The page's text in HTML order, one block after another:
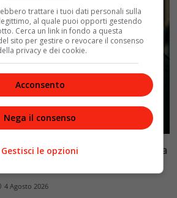
il governo accelera i poteri alla
4 Agosto 2026
trattare i tuoi dati personali sulla
al quale puoi opporti gestendo
Cerca un link in fondo a questa
sito per gestire o revocare il consenso
privacy e dei cookie.
Acconsento
Nega il consenso
Gestisci le opzioni